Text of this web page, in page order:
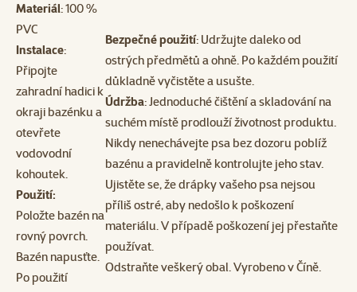
Materiál: 100 %
PVC
Instalace:
Připojte
zahradní hadici k
okraji bazénku a
otevřete
vodovodní
kohoutek.
Použití:
Položte bazén na
rovný povrch.
Bazén napusťte.
Po použití
Bezpečné použití: Udržujte daleko od
ostrých předmětů a ohně. Po každém použití
důkladně vyčistěte a usušte.
Údržba: Jednoduché čištění a skladování na
suchém místě prodlouží životnost produktu.
Nikdy nenechávejte psa bez dozoru poblíž
bazénu a pravidelně kontrolujte jeho stav.
Ujistěte se, že drápky vašeho psa nejsou
příliš ostré, aby nedošlo k poškození
materiálu. V případě poškození jej přestaňte
používat.
Odstraňte veškerý obal. Vyrobeno v Číně.